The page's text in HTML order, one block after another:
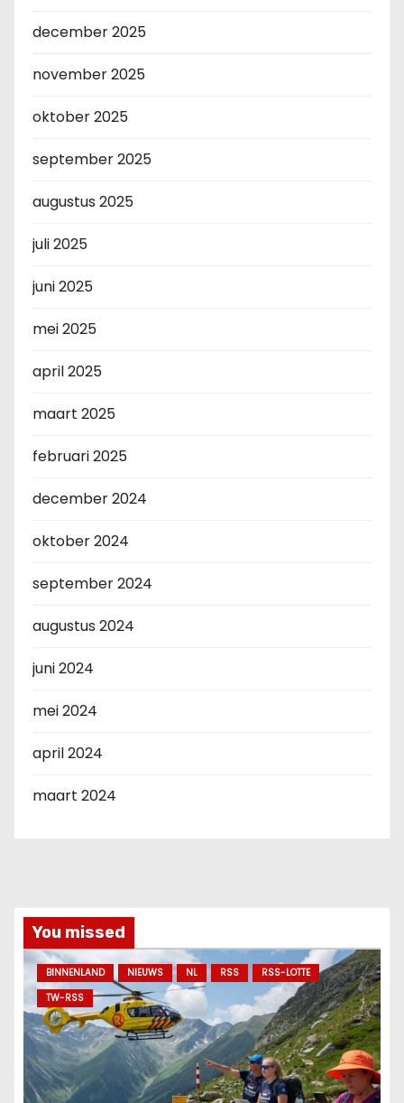
december 2025
november 2025
oktober 2025
september 2025
augustus 2025
juli 2025
juni 2025
mei 2025
april 2025
maart 2025
februari 2025
december 2024
oktober 2024
september 2024
augustus 2024
juni 2024
mei 2024
april 2024
maart 2024
You missed
BINNENLAND NIEUWS NL RSS
RSS-LOTTE
TW-RSS